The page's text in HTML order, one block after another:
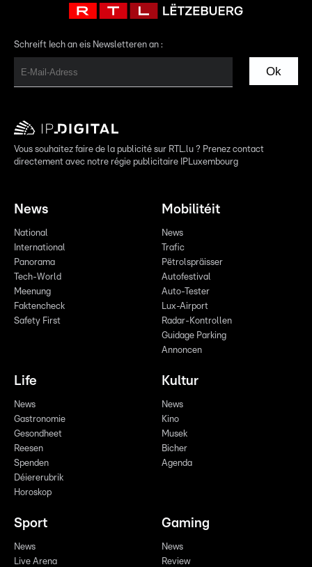
Schreift Iech an eis Newsletteren an :
Ok
Vous souhaitez faire de la publicité sur RTL.lu ? Prenez contact
directement avec notre régie publicitaire IPLuxembourg
News
National
International
Panorama
Tech-World
Meenung
Faktencheck
Safety First
Mobilitéit
News
Trafic
Pëtrolspräisser
Autofestival
Auto-Tester
Lux-Airport
Radar-Kontrollen
Guidage Parking
Annoncen
Life
News
Gastronomie
Gesondheet
Reesen
Spenden
Déiererubrik
Horoskop
Kultur
News
Kino
Musek
Bicher
Agenda
Sport
News
Live Arena
Gaming
News
Review